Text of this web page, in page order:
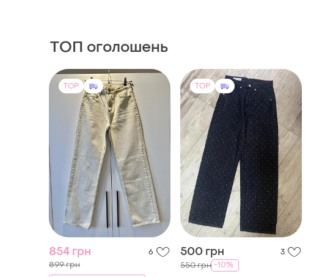
854 грн
899 грн
розпродаж до 09 серп
ZARA
Джинси zara wide leg
молочні / екрю, висока
посадка, eur 34 (xs)
500 грн 3
550 грн -10%
ZARA
Джинси жіночі
XS і ще 1